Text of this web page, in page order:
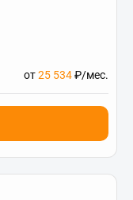
от25 534₽/мес.